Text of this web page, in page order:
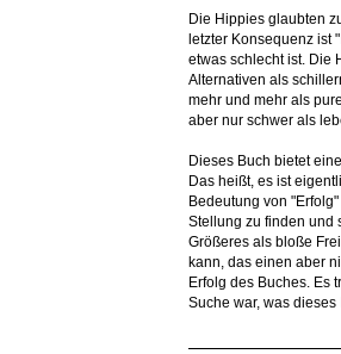
Die Hippies glaubten
letzter Konsequenz ist
etwas schlecht ist. Die
Alternativen als
mehr und mehr als
aber nur schwer als
Dieses Buch bietet
Das heißt, es ist
Bedeutung von
Stellung zu finden und
Größeres als bloße
kann, das einen aber
Erfolg des Buches. Es
Suche war, was